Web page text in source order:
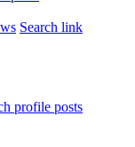
Search link
profile posts